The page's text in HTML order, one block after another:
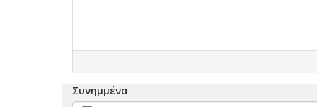
Συνημμένα